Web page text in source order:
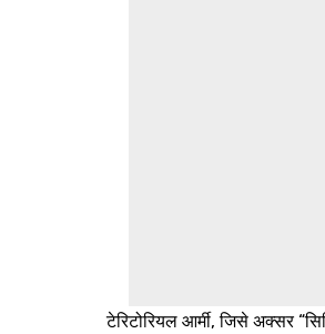
टेरिटोरियल आर्मी, जिसे अक्सर